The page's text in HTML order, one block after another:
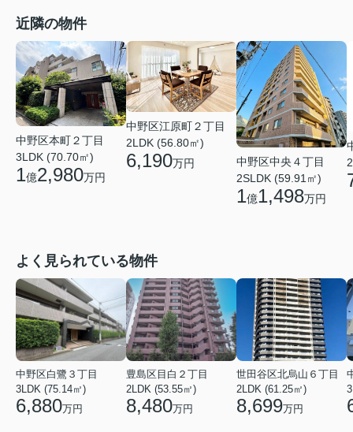
近隣の物件
中野区本町２丁目
3LDK (70.70㎡)
1億2,980万円
中野区江原町２丁目
2LDK (56.80㎡)
6,190万円
中野区中央４丁目
2SLDK (59.91㎡)
1億1,498万円
よく見られている物件
中野区白鷺３丁目
3LDK (75.14㎡)
6,880万円
豊島区目白２丁目
2LDK (53.55㎡)
8,480万円
世田谷区北烏山６丁目
2LDK (61.25㎡)
8,699万円